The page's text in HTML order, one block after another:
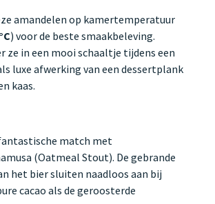
amandelen op kamertemperatuur
) voor de beste smaakbeleving.
ze in een mooi schaaltje tijdens een
luxe afwerking van een dessertplank
kaas.
match met
(Oatmeal Stout). De gebrande
het bier sluiten naadloos aan bij
cacao als de geroosterde